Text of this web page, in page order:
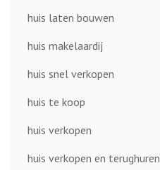
huis laten bouwen
huis makelaardij
huis snel verkopen
huis te koop
huis verkopen
huis verkopen en terughuren